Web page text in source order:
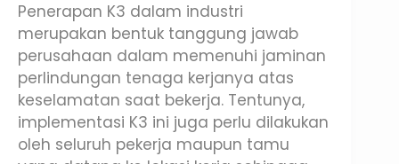
Penerapan K3 dalam industri
merupakan bentuk tanggung jawab
perusahaan dalam memenuhi jaminan
perlindungan tenaga kerjanya atas
keselamatan saat bekerja. Tentunya,
implementasi K3 ini juga perlu dilakukan
oleh seluruh pekerja maupun tamu